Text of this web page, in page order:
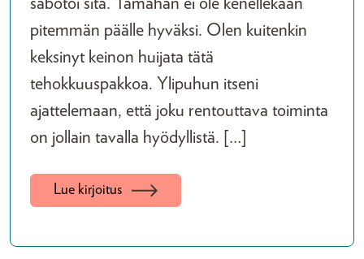
pitemmän päälle hyväksi. Olen kuitenkin
keksinyt keinon huijata tätä
tehokkuuspakkoa. Ylipuhun itseni
ajattelemaan, että joku rentouttava toiminta
on jollain tavalla hyödyllistä. […]
Lue kirjoitus